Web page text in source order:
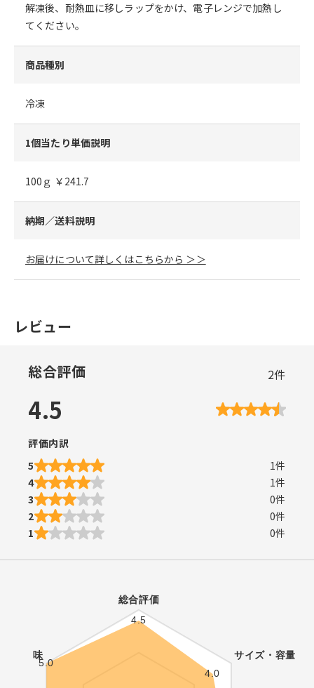
解凍後、耐熱皿に移しラップをかけ、電子レンジで加熱し
てください。
商品種別
冷凍
1個当たり単価説明
100ｇ ￥241.7
納期／送料説明
お届けについて詳しくはこちらから ＞＞
レビュー
総合評価 2件
4.5
評価内訳
5
1件
4
1件
3
0件
2
0件
1
0件